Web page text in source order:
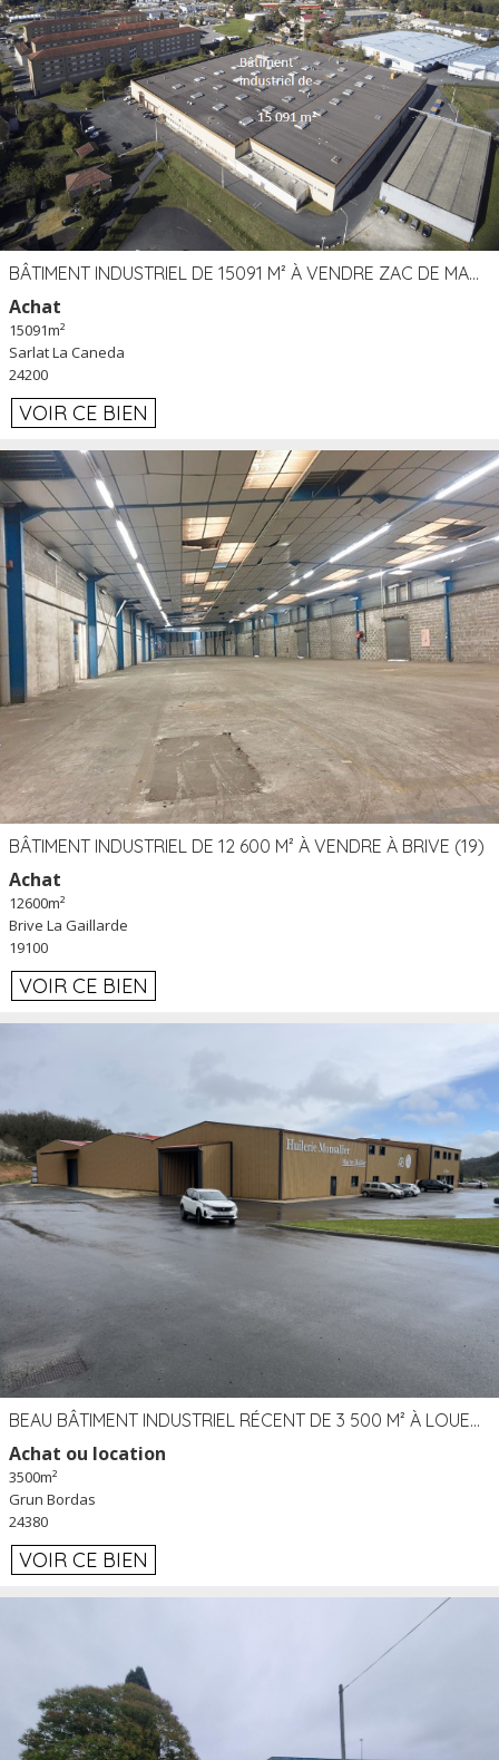
BÂTIMENT INDUSTRIEL DE 15091 M² À VENDRE ZAC DE MADRAZÈS À SARLAT (24)
Achat
15091m²
Sarlat La Caneda
24200
VOIR CE BIEN
BÂTIMENT INDUSTRIEL DE 12 600 M² À VENDRE À BRIVE (19)
Achat
12600m²
Brive La Gaillarde
19100
VOIR CE BIEN
BEAU BÂTIMENT INDUSTRIEL RÉCENT DE 3 500 M² À LOUER OU VENDRE PROCHE PÉRIGUEUX (24)
Achat ou location
3500m²
Grun Bordas
24380
VOIR CE BIEN